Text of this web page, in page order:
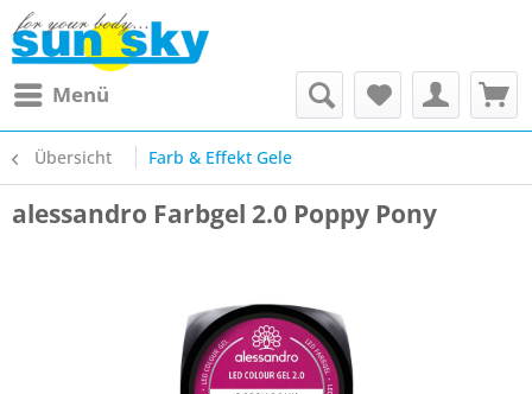
Menü
Übersicht Farb & Effekt Gele
alessandro Farbgel 2.0 Poppy Pony